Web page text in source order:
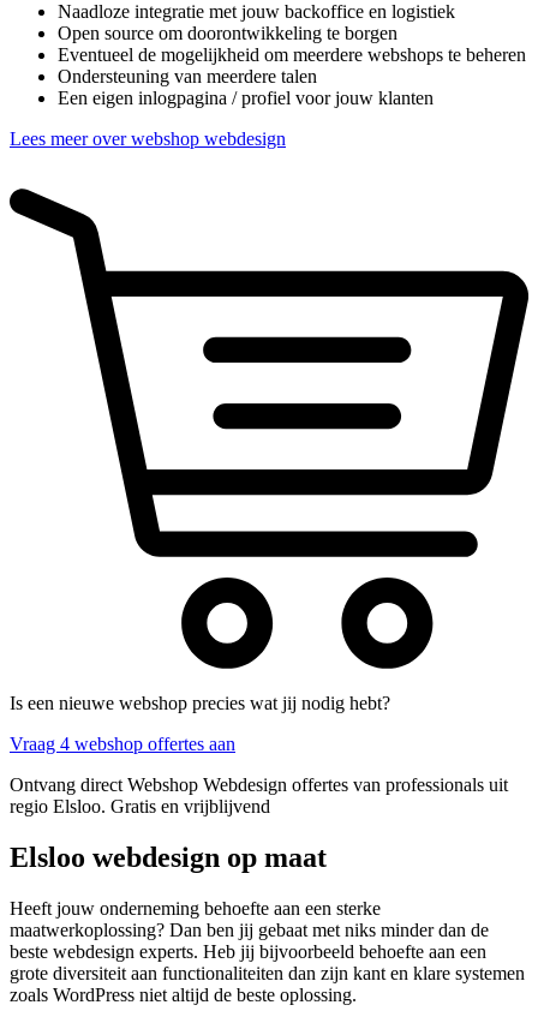
Naadloze integratie met jouw backoffice en logistiek
Open source om doorontwikkeling te borgen
Eventueel de mogelijkheid om meerdere webshops te beheren
Ondersteuning van meerdere talen
Een eigen inlogpagina / profiel voor jouw klanten
Lees meer over webshop webdesign
Is een nieuwe webshop precies wat jij nodig hebt?
Vraag 4 webshop offertes aan
Ontvang direct Webshop Webdesign offertes van professionals uit
regio Elsloo. Gratis en vrijblijvend
Elsloo webdesign op maat
Heeft jouw onderneming behoefte aan een sterke
maatwerkoplossing? Dan ben jij gebaat met niks minder dan de
beste webdesign experts. Heb jij bijvoorbeeld behoefte aan een
grote diversiteit aan functionaliteiten dan zijn kant en klare systemen
zoals WordPress niet altijd de beste oplossing.